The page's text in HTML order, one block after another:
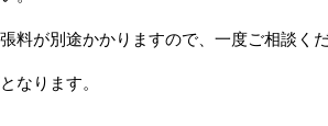
料が別途かかりますので、一度ご相談く
なります。